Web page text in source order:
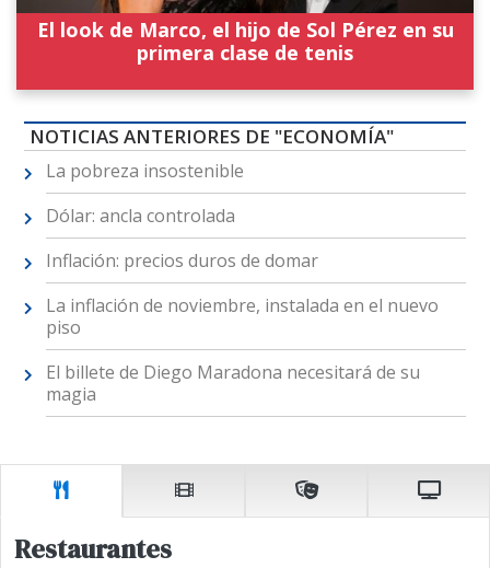
El look de Marco, el hijo de Sol Pérez en su
primera clase de tenis
NOTICIAS ANTERIORES DE "ECONOMÍA"
La pobreza insostenible
Dólar: ancla controlada
Inflación: precios duros de domar
La inflación de noviembre, instalada en el nuevo
piso
El billete de Diego Maradona necesitará de su
magia
Restaurantes